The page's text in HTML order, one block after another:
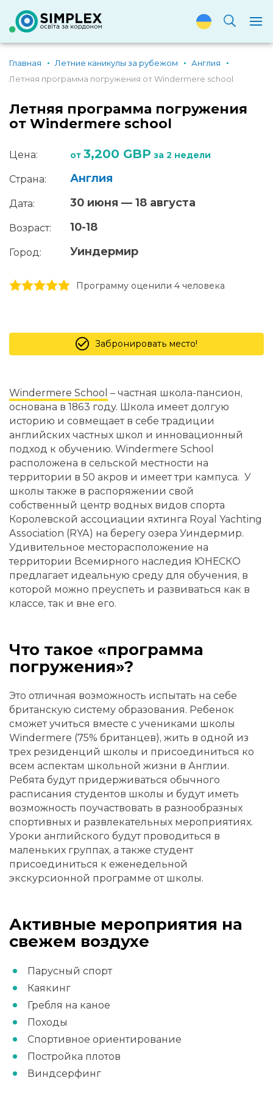
Главная Летние каникулы за рубежом
Англия
Летняя программа погружения от Windermere school
Летняя программа погружения
от Windermere school
Цена: от 3,200 GBP за 2 недели
Страна: Англия
Дата: 30 июня — 18 августа
Возраст: 10-18
Город: Уиндермир
5 stars
4 stars
3 stars
2 stars
1 stars Программу оценили 4 человекa
Забронировать место!
Windermere School – частная школа-пансион,
основана в 1863 году. Школа имеет долгую
историю и совмещает в себе традиции
английских частных школ и инновационный
подход к обучению. Windermere School
расположена в сельской местности на
территории в 50 акров и имеет три кампуса. У
школы также в распоряжении свой
собственный центр водных видов спорта
Королевской ассоциации яхтинга Royal Yachting
Association (RYA) на берегу озера Уиндермир.
Удивительное месторасположение на
территории Всемирного наследия ЮНЕСКО
предлагает идеальную среду для обучения, в
которой можно преуспеть и развиваться как в
классе, так и вне его.
Что такое «программа
погружения»?
Это отличная возможность испытать на себе
британскую систему образования. Ребенок
сможет учиться вместе с учениками школы
Windermere (75% британцев), жить в одной из
трех резиденций школы и присоединиться ко
всем аспектам школьной жизни в Англии.
Ребята будут придерживаться обычного
расписания студентов школы и будут иметь
возможность поучаствовать в разнообразных
спортивных и развлекательных мероприятиях.
Уроки английского будут проводиться в
маленьких группах, а также студент
присоединиться к еженедельной
экскурсионной программе от школы.
Активные мероприятия на
свежем воздухе
Парусный спорт
Каякинг
Гребля на каное
Походы
Спортивное ориентирование
Постройка плотов
Виндсерфинг